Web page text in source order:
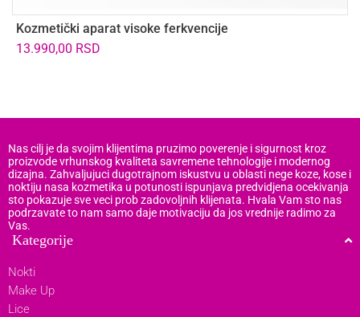
Kozmetički aparat visoke ferkvencije
13.990,00 RSD
Nas cilj je da svojim klijentima pruzimo poverenje i sigurnost kroz
proizvode vrhunskog kvaliteta savremene tehnologije i modernog
dizajna. Zahvaljujuci dugotrajnom iskustvu u oblasti nege koze, kose i
noktiju nasa kozmetika u potunosti ispunjava predvidjena ocekivanja
sto pokazuje sve veci prob zadovoljnih klijenata. Hvala Vam sto nas
podrzavate to nam samo daje motivaciju da jos vrednije radimo za
Vas.
Kategorije
Nokti
Make Up
Lice